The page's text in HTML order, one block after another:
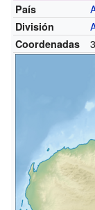
País
División
Coordenadas